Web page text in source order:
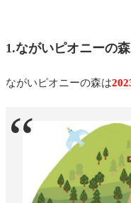
1.ながいピオニーの
ながいピオニーの森は